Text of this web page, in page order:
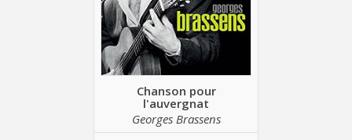
Chanson pour
l'auvergnat
Georges Brassens